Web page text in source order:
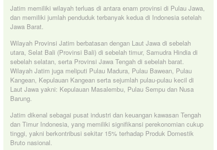
Jatim memiliki wilayah terluas di antara enam provinsi di Pulau Jawa,
dan memiliki jumlah penduduk terbanyak kedua di Indonesia setelah
Jawa Barat.
Wilayah Provinsi Jatim berbatasan dengan Laut Jawa di sebelah
utara, Selat Bali (Provinsi Bali) di sebelah timur, Samudra Hindia di
sebelah selatan, serta Provinsi Jawa Tengah di sebelah barat.
Wilayah Jatim juga meliputi Pulau Madura, Pulau Bawean, Pulau
Kangean, Kepulauan Kangean serta sejumlah pulau-pulau kecil di
Laut Jawa yakni: Kepulauan Masalembu, Pulau Sempu dan Nusa
Barung.
Jatim dikenal sebagai pusat industri dan keuangan kawasan Tengah
dan Timur Indonesia, yang memiliki signifikansi perekonomian cukup
tinggi, yakni berkontribusi sekitar 15% terhadap Produk Domestik
Bruto nasional.